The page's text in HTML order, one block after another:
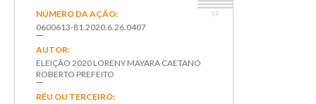
SP
NÚMERO DA AÇÃO:
0600613-81.2020.6.26.0407
AUTOR:
ELEIÇÃO 2020 LORENY MAYARA CAETANO
ROBERTO PREFEITO
RÉU OU TERCEIRO: